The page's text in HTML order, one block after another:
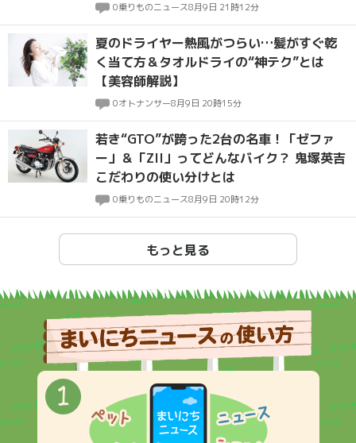
0乗りものニュース8月9日 21時12分
夏のドライヤー熱風がつらい…髪がすぐ乾
く当て方＆タオルドライの“神テク”とは
【美容師解説】
0オトナンサー8月9日 20時15分
若き“GTO”が跨った2台の名車！「ゼファ
ー」＆「ZII」ってどんなバイク？ 鬼塚英吉
こだわりの使い分けとは
0乗りものニュース8月9日 20時12分
もっと見る